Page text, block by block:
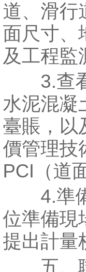
道、滑行
面尺寸、
及工程監
3.查看
水泥混凝
臺賬，以
價管理技
PCI（道
4.準備
位準備現
提出計量
五、聯